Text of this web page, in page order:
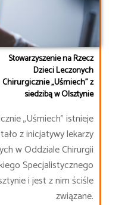
Stowarzyszenie na Rzecz
Dzieci Leczonych
Chirurgicznie „Uśmiech” z
siedzibą w Olsztynie
„Uśmiech” istnieje
z inicjatywy lekarzy
w Oddziale Chirurgii
Specjalistycznego
i jest z nim ściśle
związane.